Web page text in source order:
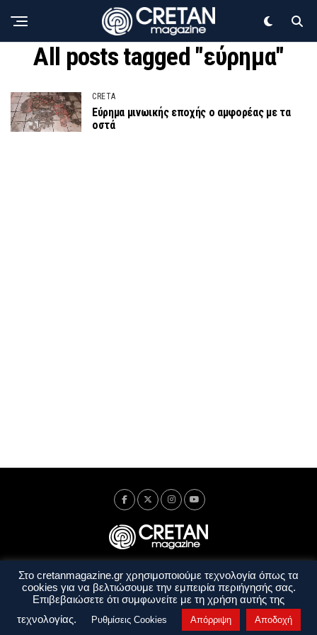
All posts tagged "εύρημα"
CRETA
Εύρημα μινωικής εποχής ο αμφορέας με τα
οστά
Ταυτότητα Πολιτική Απορρήτου
Όροι Χρήσης
Όροι και Προϋποθέσεις
Στο cretanmagazine.gr χρησιμοποιούμε τεχνολογία όπως τα
cookies για να βελτιώσουμε την εμπειρία περιήγησής σας.
Επιβεβαιώσετε ότι συμφωνείτε με τη χρήση αυτής της
τεχνολογίας.
Ρυθμίσεις Cookies Απόρριψη Αποδοχή